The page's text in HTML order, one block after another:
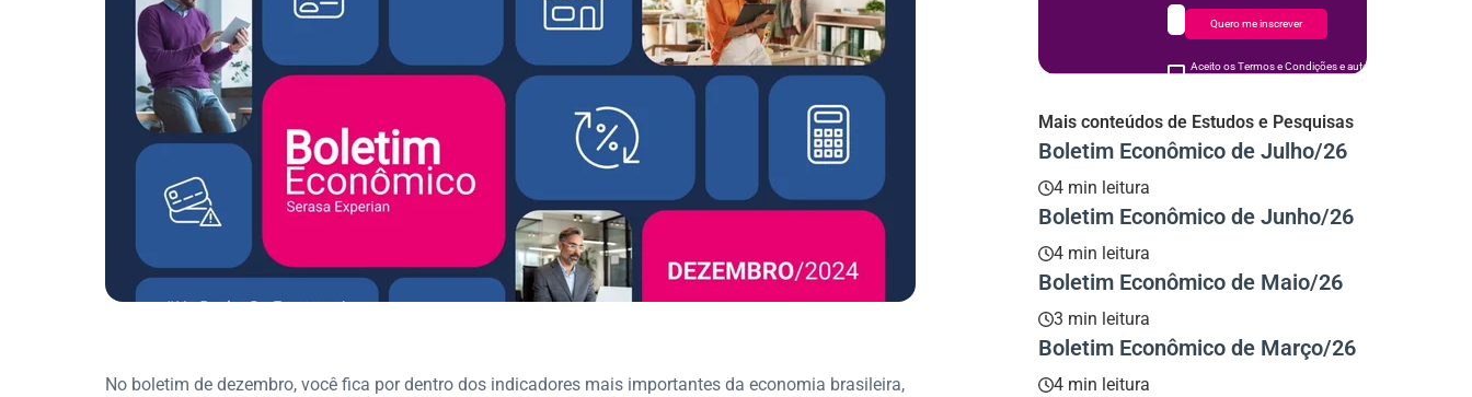
No boletim de dezembro, você fica por dentro dos indicadores mais importantes da economia brasileira,
Aceito os Termos e Condições e autorizo o uso de meus
Quero me inscrever
Mais conteúdos de Estudos e Pesquisas
Boletim Econômico de Julho/26
4 min leitura
Boletim Econômico de Junho/26
4 min leitura
Boletim Econômico de Maio/26
3 min leitura
Boletim Econômico de Março/26
4 min leitura